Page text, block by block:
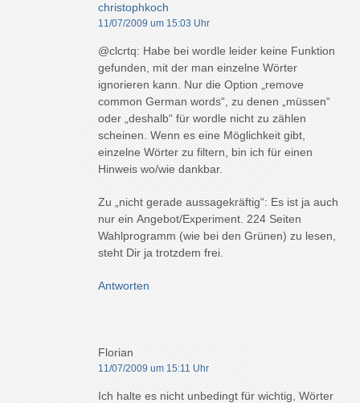
christophkoch
11/07/2009 um 15:03 Uhr
@clcrtq: Habe bei wordle leider keine Funktion
gefunden, mit der man einzelne Wörter
ignorieren kann. Nur die Option „remove
common German words“, zu denen „müssen“
oder „deshalb“ für wordle nicht zu zählen
scheinen. Wenn es eine Möglichkeit gibt,
einzelne Wörter zu filtern, bin ich für einen
Hinweis wo/wie dankbar.
Zu „nicht gerade aussagekräftig“: Es ist ja auch
nur ein Angebot/Experiment. 224 Seiten
Wahlprogramm (wie bei den Grünen) zu lesen,
steht Dir ja trotzdem frei.
Antworten
Florian
11/07/2009 um 15:11 Uhr
Ich halte es nicht unbedingt für wichtig, Wörter